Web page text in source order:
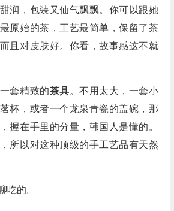
润，包装又仙气飘飘。你可以跟她
原始的茶，工艺最简单，保留了茶
且对皮肤好。你看，故事感这不就
套精致的茶具。不用太大，一套小
杯，或者一个龙泉青瓷的盖碗，那
握在手里的分量，韩国人是懂的。
所以对这种顶级的手工艺品有天然
吃的。